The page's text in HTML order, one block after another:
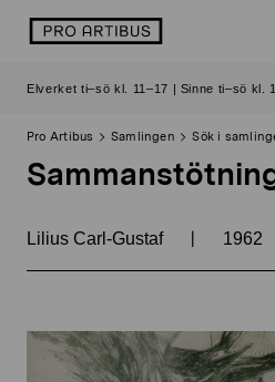
logo
Elverket ti–sö kl. 11–17 | Sinne ti–sö kl.
Pro Artibus Samlingen Sök i
Lilius Carl-Gustaf | 1962